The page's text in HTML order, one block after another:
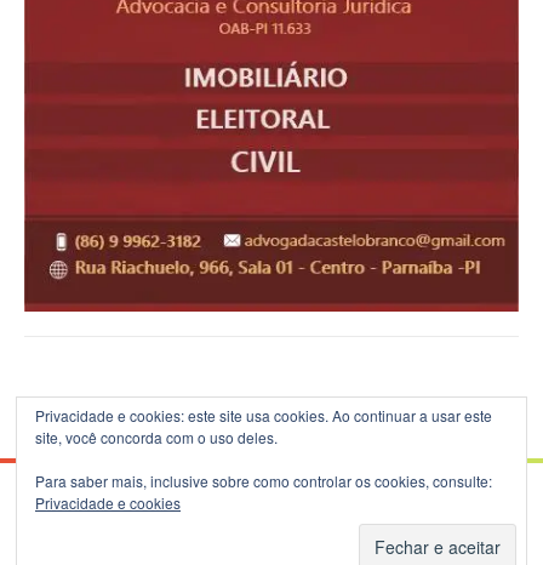
© 2026 Blog do B.Silva - Theme: Patus by FameThemes.
Privacidade e cookies: este site usa cookies. Ao continuar a usar este
site, você concorda com o uso deles.
Para saber mais, inclusive sobre como controlar os cookies, consulte:
Privacidade e cookies